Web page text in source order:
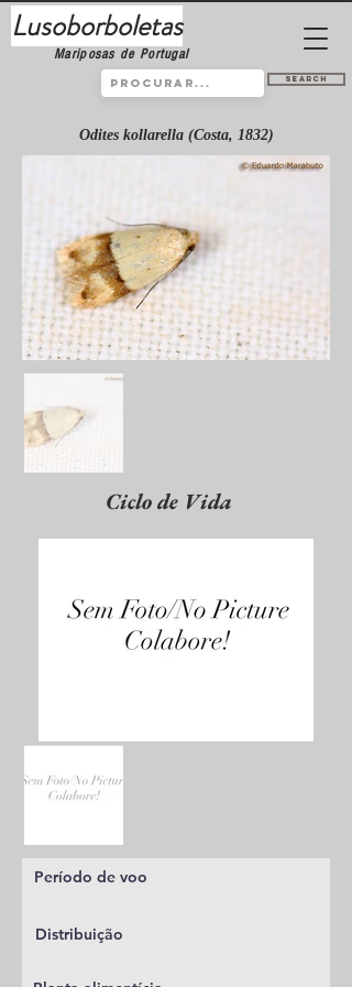
Lusoborboletas
Mariposas de Portugal
Search
Odites kollarella (Costa, 1832)
Ciclo de Vida
Período de voo
Distribuição